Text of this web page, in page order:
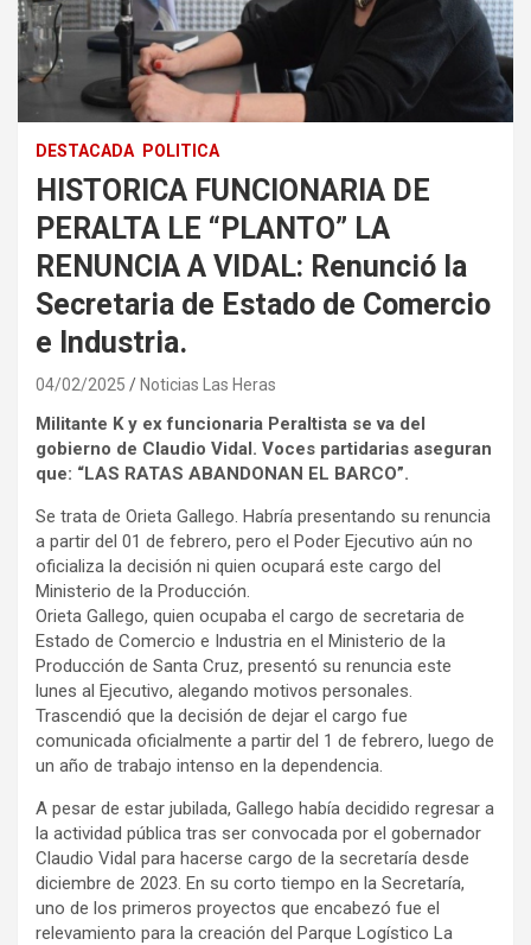
DESTACADA POLITICA
HISTORICA FUNCIONARIA DE
PERALTA LE “PLANTO” LA
RENUNCIA A VIDAL: Renunció la
Secretaria de Estado de Comercio
e Industria.
04/02/2025 Noticias Las Heras
Militante K y ex funcionaria Peraltista se va del
gobierno de Claudio Vidal. Voces partidarias aseguran
que: “LAS RATAS ABANDONAN EL BARCO”.
Se trata de Orieta Gallego. Habría presentando su renuncia
a partir del 01 de febrero, pero el Poder Ejecutivo aún no
oficializa la decisión ni quien ocupará este cargo del
Ministerio de la Producción.
Orieta Gallego, quien ocupaba el cargo de secretaria de
Estado de Comercio e Industria en el Ministerio de la
Producción de Santa Cruz, presentó su renuncia este
lunes al Ejecutivo, alegando motivos personales.
Trascendió que la decisión de dejar el cargo fue
comunicada oficialmente a partir del 1 de febrero, luego de
un año de trabajo intenso en la dependencia.
A pesar de estar jubilada, Gallego había decidido regresar a
la actividad pública tras ser convocada por el gobernador
Claudio Vidal para hacerse cargo de la secretaría desde
diciembre de 2023. En su corto tiempo en la Secretaría,
uno de los primeros proyectos que encabezó fue el
relevamiento para la creación del Parque Logístico La